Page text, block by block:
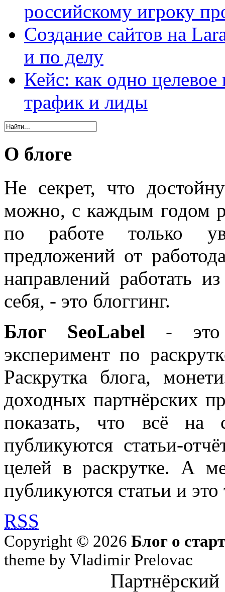
российскому игроку
Создание сайтов на
и по делу
Кейс: как одно
трафик и лиды
О блоге
Не секрет, что
можно, с каждым годом
по работе только
предложений от
направлений работать
себя, - это блоггинг.
Блог SeoLabel - это
эксперимент по
Раскрутка блога,
доходных партнёрских
показать, что всё на
публикуются статьи-
целей в раскрутке. А
публикуются статьи и
RSS
Copyright © 2026 Блог о
theme by Vladimir Prelovac